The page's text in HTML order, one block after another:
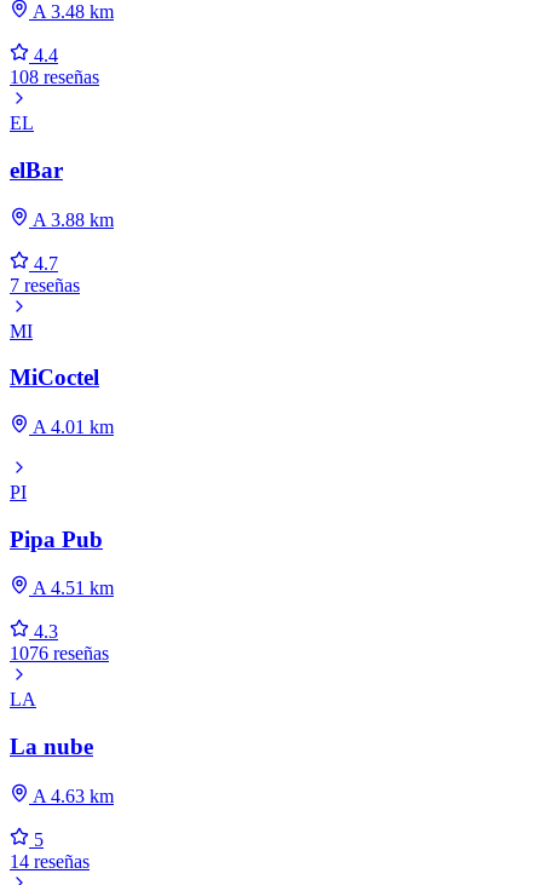
A 3.48 km
4.4
108 reseñas
EL
elBar
A 3.88 km
4.7
7 reseñas
MI
MiCoctel
A 4.01 km
PI
Pipa Pub
A 4.51 km
4.3
1076 reseñas
LA
La nube
A 4.63 km
5
14 reseñas